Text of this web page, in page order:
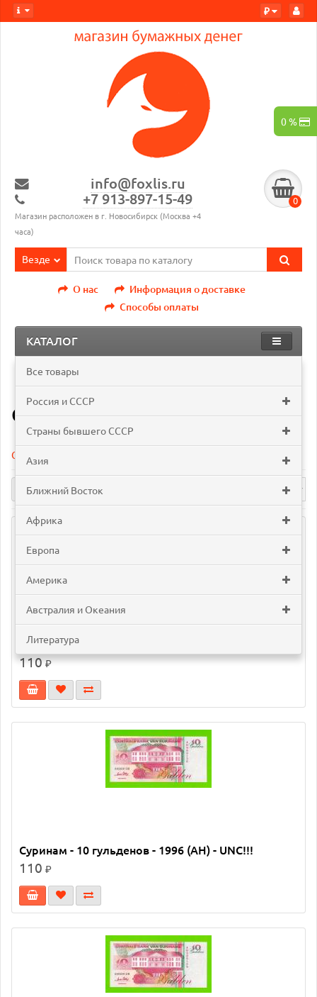
0 %
₽
info@foxlis.ru
+7 913-897-15-49
Магазин расположен в г. Новосибирск (Москва +4
часа)
0
Везде
О нас
Информация о доставке
Способы оплаты
КАТАЛОГ
Все товары
Россия и СССР
Страны бывшего СССР
Азия
Ближний Восток
Африка
Европа
Америка
Австралия и Океания
Литература
Суринам
Сравнение товаров (0)
Суринам - 10 гульденов - 1996 (AH) - UNC!!!
110₽
Суринам - 10 гульденов - 1996 (AH) - UNC!!!
110 ₽